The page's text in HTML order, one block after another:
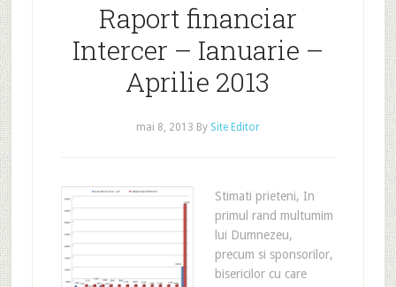
Raport financiar
Intercer – Ianuarie –
Aprilie 2013
mai 8, 2013 By Site Editor
Stimati prieteni, In
primul rand multumim
lui Dumnezeu,
precum si sponsorilor,
bisericilor cu care